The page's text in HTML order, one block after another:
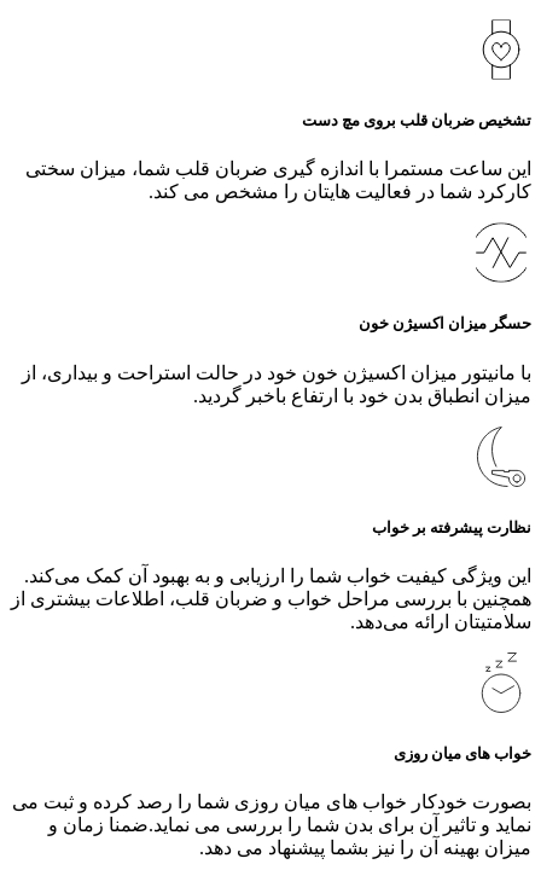
تشخیص ضربان قلب بروی مچ دست
این ساعت مستمرا با اندازه گیری ضربان قلب شما، میزان سختی
کارکرد شما در فعالیت هایتان را مشخص می کند.
حسگر میزان اکسیژن خون
با مانیتور میزان اکسیژن خون خود در حالت استراحت و بیداری، از
میزان انطباق بدن خود با ارتفاع باخبر گردید.
نظارت پیشرفته بر خواب
این ویژگی کیفیت خواب شما را ارزیابی و به بهبود آن کمک می‌کند.
همچنین با بررسی مراحل خواب و ضربان قلب، اطلاعات بیشتری از
سلامتیتان ارائه می‌دهد.
خواب های میان روزی
بصورت خودکار خواب های میان روزی شما را رصد کرده و ثبت می
نماید و تاثیر آن برای بدن شما را بررسی می نماید.ضمنا زمان و
میزان بهینه آن را نیز بشما پیشنهاد می دهد.